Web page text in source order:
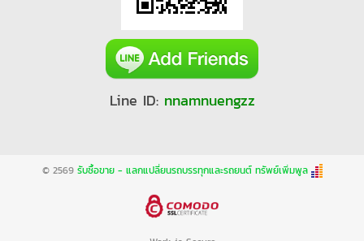
Line ID: nnamnuengzz
© 2569 รับซื้อขาย - แลกแปลี่ยนรถบรรทุกและรถยนต์ ทรัพย์เพิ่มพูล